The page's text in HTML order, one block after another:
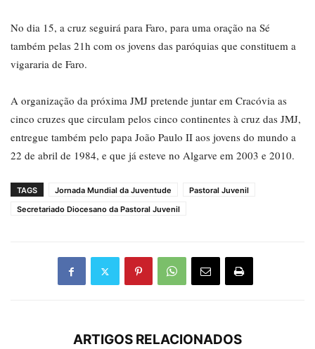
No dia 15, a cruz seguirá para Faro, para uma oração na Sé
também pelas 21h com os jovens das paróquias que constituem a
vigararia de Faro.
A organização da próxima JMJ pretende juntar em Cracóvia as
cinco cruzes que circulam pelos cinco continentes à cruz das JMJ,
entregue também pelo papa João Paulo II aos jovens do mundo a
22 de abril de 1984, e que já esteve no Algarve em 2003 e 2010.
TAGS Jornada Mundial da Juventude
Pastoral Juvenil
Secretariado Diocesano da Pastoral Juvenil
ARTIGOS RELACIONADOS